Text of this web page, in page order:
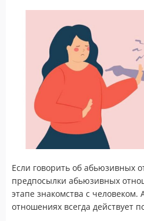
Если говорить об абьюзивных
предпосылки абьюзивных
этапе знакомства с
отношениях всегда действует